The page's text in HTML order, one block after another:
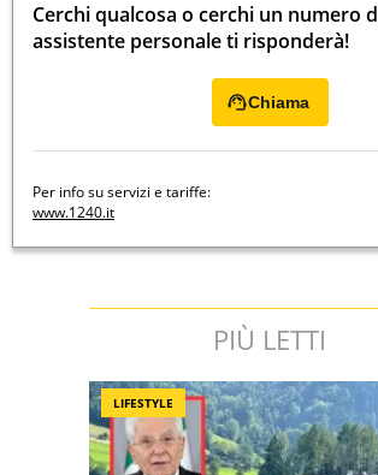
Cerchi qualcosa o cerchi un numero
assistente personale ti risponderà!
Chiama
Per info su servizi e tariffe:
www.1240.it
PIÙ LETTI
LIFESTYLE